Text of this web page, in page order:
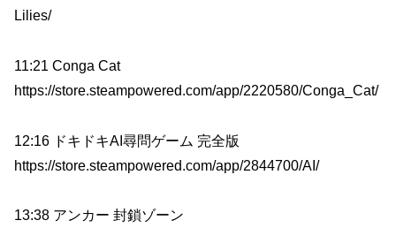
Lilies/
11:21 Conga Cat
https://store.steampowered.com/app/2220580/Conga_Cat/
12:16 ドキドキAI尋問ゲーム 完全版
https://store.steampowered.com/app/2844700/AI/
13:38 アンカー 封鎖ゾーン